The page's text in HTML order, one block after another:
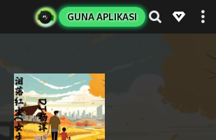
GUNA APLIKASI